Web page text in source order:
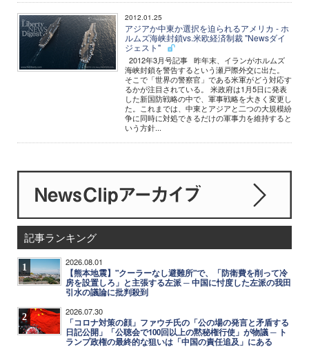
2012.01.25
アジアか中東か選択を迫られるアメリカ - ホ
ルムズ海峡封鎖vs.米欧経済制裁 "Newsダイ
ジェスト"
2012年3月号記事 昨年末、イランがホルムズ
海峡封鎖を警告するという瀬戸際外交に出た。
そこで「世界の警察官」である米軍がどう対応す
るかが注目されている。 米政府は1月5日に発表
した新国防戦略の中で、軍事戦略を大きく変更し
た。これまでは、中東とアジアと二つの大規模紛
争に同時に対処できるだけの軍事力を維持すると
いう方針...
記事ランキング
1 2026.08.01
【熊本地震】"クーラーなし避難所"で、「防衛費を削って冷
房を設置しろ」と主張する左派 ─ 中国に忖度した左派の我田
引水の議論に批判殺到
2 2026.07.30
「コロナ対策の顔」ファウチ氏の「公の場の発言と矛盾する
日記公開」「公聴会で100回以上の黙秘権行使」が物議 ─ ト
ランプ政権の最終的な狙いは「中国の責任追及」にある